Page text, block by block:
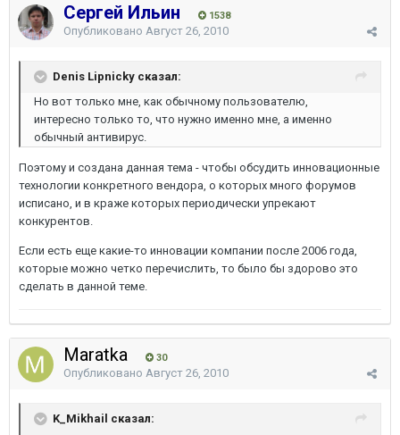
Сергей Ильин 1538
Опубликовано Август 26, 2010
Denis Lipnicky сказал:
Но вот только мне, как обычному пользователю,
интересно только то, что нужно именно мне, а именно
обычный антивирус.
Поэтому и создана данная тема - чтобы обсудить инновационные
технологии конкретного вендора, о которых много форумов
исписано, и в краже которых периодически упрекают
конкурентов.
Если есть еще какие-то инновации компании после 2006 года,
которые можно четко перечислить, то было бы здорово это
сделать в данной теме.
Maratka 30
Опубликовано Август 26, 2010
K_Mikhail сказал: